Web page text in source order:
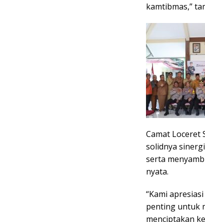
kamtibmas,”
Camat Loceret
solidnya
serta
nyata.
“Kami
penting untuk
menciptakan